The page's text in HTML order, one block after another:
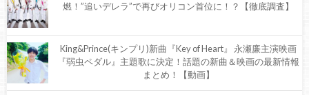
燃！”追いデレラ”で再びオリコン首位に！？【徹底調査】
King&Prince(キンプリ)新曲『Key of Heart』 永瀬廉主演映画
『弱虫ペダル』主題歌に決定！話題の新曲＆映画の最新情報
まとめ！【動画】